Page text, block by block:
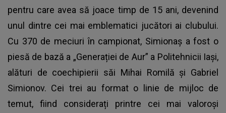
pentru care avea să joace timp de 15 ani, devenind
unul dintre cei mai emblematici jucători ai clubului.
Cu 370 de meciuri în campionat, Simionaș a fost o
piesă de bază a „Generației de Aur” a Politehnicii Iași,
alături de coechipierii săi Mihai Romilă și Gabriel
Simionov. Cei trei au format o linie de mijloc de
temut, fiind considerați printre cei mai valoroși